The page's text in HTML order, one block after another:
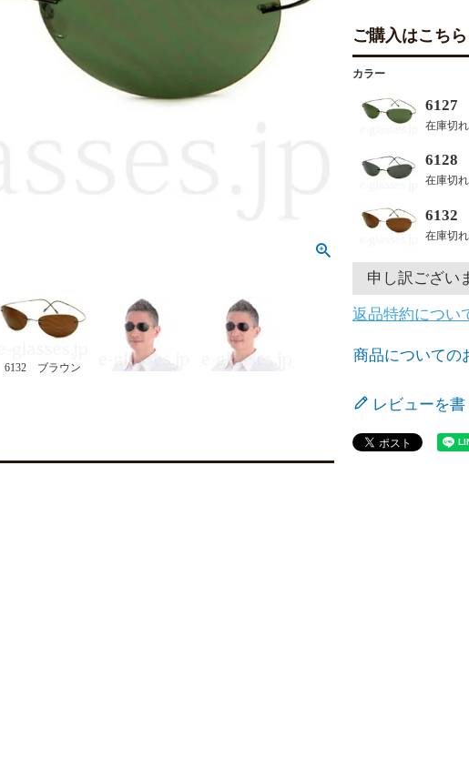
6132 ブラウン
ご購入はこちら
カラー
6127
在庫切れ
6128
在庫切れ
6132
在庫切れ
申し訳ござい
返品特約につい
商品についての
レビューを書